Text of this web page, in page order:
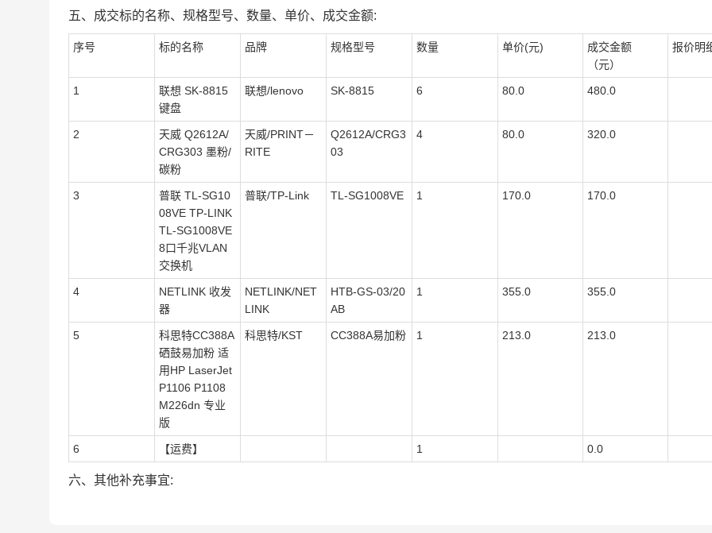
五、成交标的名称、规格型号、数量、单价、成交金额:
序号 标的名称 品牌 规格型号 数量 单价(元)
成交金额
（元）
报价明
1
联想 SK-8815
键盘
联想/lenovo SK-8815 6 80.0 480.0
2
天威 Q2612A/
CRG303 墨粉/
碳粉
天威/PRINT－
RITE
Q2612A/CRG3
03
4 80.0 320.0
3
普联 TL-SG10
08VE TP-LINK
TL-SG1008VE
8口千兆VLAN
交换机
普联/TP-Link TL-SG1008VE 1 170.0 170.0
4
NETLINK 收发
器
NETLINK/NET
LINK
HTB-GS-03/20
AB
1 355.0 355.0
5
科思特CC388A
硒鼓易加粉 适
用HP LaserJet
P1106 P1108
M226dn 专业
版
科思特/KST CC388A易加粉 1 213.0 213.0
6 【运费】 1 0.0
六、其他补充事宜: